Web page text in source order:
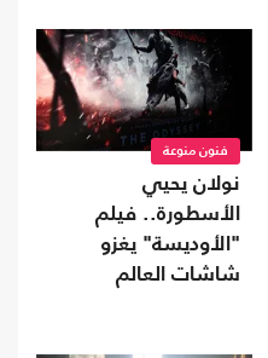
فنون منوعة
نولان يحيي
الأسطورة.. فيلم
"الأوديسة" يغزو
شاشات العالم